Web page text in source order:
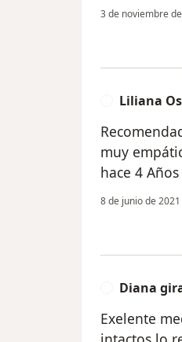
3 de noviembre
Liliana
muy
hace 4
8 de junio de 2021
Diana
Exelente